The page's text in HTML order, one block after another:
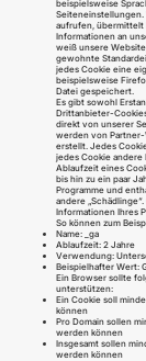
beispielsweise
Seiteneinstellungen.
aufrufen, übermittelt
Informationen an
weiß unsere
gewohnte
jedes Cookie eine
beispielsweise
Datei gespeichert.
Es gibt sowohl
Drittanbieter-
direkt von unserer
werden von Partner-
erstellt. Jedes
jedes Cookie
Ablaufzeit eines
bis hin zu ein paar
Programme und
andere
Informationen Ihres
So können zum
Name: _ga
Ablaufzeit: 2 Jahre
Verwendung:
Beispielhafter Wert:
Ein Browser sollte
unterstützen:
Ein Cookie soll
können
Pro Domain sollen
werden können
Insgesamt sollen
werden können